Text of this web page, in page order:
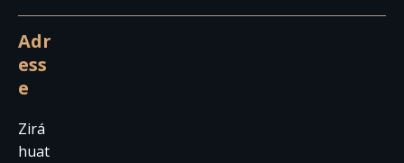
Adr
ess
e
Zirá
huat